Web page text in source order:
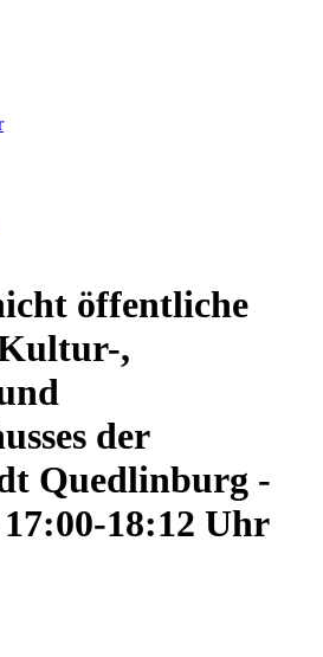
öffentliche
,
der
Quedlinburg -
17:00-18:12 Uhr